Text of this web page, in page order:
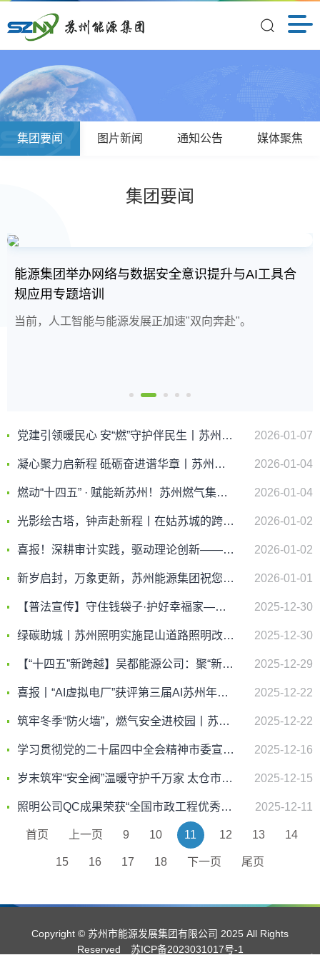
集团要闻 图片新闻 通知公告 媒体聚焦
集团要闻
“馨”风聚邻里 五月便民行丨苏州智换联合馨泰社区
开展便民服务活动
春风暖人心，便民惠邻里。近期，馨泰社区在市民文化广
能源集团多措并举推进合规体系建设走深走实
近日，能源集团组织全体员工完成合规承诺书签订，标志
能源集团举办网络与数据安全意识提升与AI工具合
规应用专题培训
当前，人工智能与能源发展正加速"双向奔赴"。
闻“风”而动 防患未然丨苏州照明积极做好台风防御
保障工作
为切实做好2026年第9号台风“巴威”防御工作，保障城市照
作部署，全面启动防台防汛应急准备工作，以扎实举措筑
筑牢合同合规防线 夯实法治国企根基丨苏州能源集
团开展民法典宣传月合同合规专题培训
为深入贯彻习近平法治思想，严格落实省、市第六个“民法
市能源发展集团举办民法典视角下合同全流程合规管理与
各子公司中层管理人员、风控合规及业务关键岗位人员参
加学习。
“馨”风聚邻里 五月便民行丨苏州智换联合馨泰社区
开展便民服务活动
春风暖人心，便民惠邻里。近期，馨泰社区在市民文化广
能源集团多措并举推进合规体系建设走深走实
近日，能源集团组织全体员工完成合规承诺书签订，标志
党建引领暖民心 安“燃”守护伴民生丨苏州燃气集团党委党建品牌实践活动走进新湘苑社区 2026-01-07
凝心聚力启新程 砥砺奋进谱华章丨苏州燃气集团六届一次会员代表大会暨职工代表大会顺利召开 2026-01-04
燃动“十四五” · 赋能新苏州！苏州燃气集团书写安全保供与高质量发展答卷 2026-01-04
光影绘古塔，钟声赴新程丨在姑苏城的跨年夜，与时光相遇 2026-01-02
喜报！深耕审计实践，驱动理论创新——集团内审工作获得省市多项荣誉 2026-01-02
新岁启封，万象更新，苏州能源集团祝您元旦快乐！ 2026-01-01
【普法宣传】守住钱袋子·护好幸福家——防范非法金融知识宣传 2025-12-30
绿碳助城丨苏州照明实施昆山道路照明改造项目 2025-12-30
【“十四五”新跨越】吴都能源公司：聚“新”之力 蓄“能”远航 2025-12-29
喜报丨“AI虚拟电厂”获评第三届AI苏州年度大会“场景创新贡献奖” 2025-12-22
筑牢冬季“防火墙”，燃气安全进校园丨苏州燃气集团走进留园路幼儿园开展“朝阳行动”燃气安全宣传活动 2025-12-22
学习贯彻党的二十届四中全会精神市委宣讲团报告会在能源集团举行 2025-12-16
岁末筑牢“安全阀”温暖守护千万家 太仓市燃气有限公司开展冬季安全宣传活动 2025-12-15
照明公司QC成果荣获“全国市政工程优秀质量管理小组”二类成果 2025-12-11
首页 上一页 9 10 11 12 13 14
15 16 17 18 下一页 尾页
Copyright © 苏州市能源发展集团有限公司 2025 All Rights
Reserved 苏ICP备2023031017号-1